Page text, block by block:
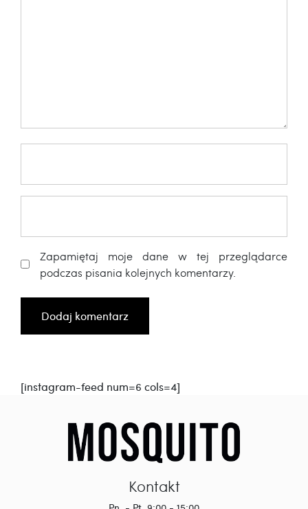
Zapamiętaj moje dane w tej przeglądarce
podczas pisania kolejnych komentarzy.
[instagram-feed num=6 cols=4]
Kontakt